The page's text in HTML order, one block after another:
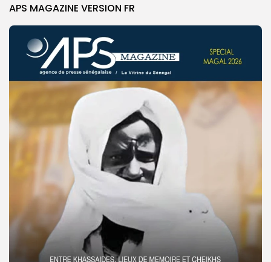
APS MAGAZINE VERSION FR